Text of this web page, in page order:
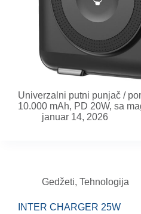
Univerzalni putni punjač /
10.000 mAh, PD 20W, sa
januar 14, 2026
Gedžeti, Tehnologija
INTER CHARGER 25W